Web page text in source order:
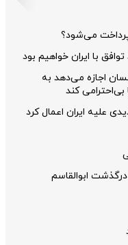
می‌شود؟
با ایران خواهیم بود
اجازه می‌دهد به
بی‌احترامی کند
علیه ایران اعمال کرد
ابوالقاسم